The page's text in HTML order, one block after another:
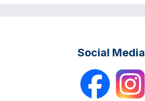
Social Media